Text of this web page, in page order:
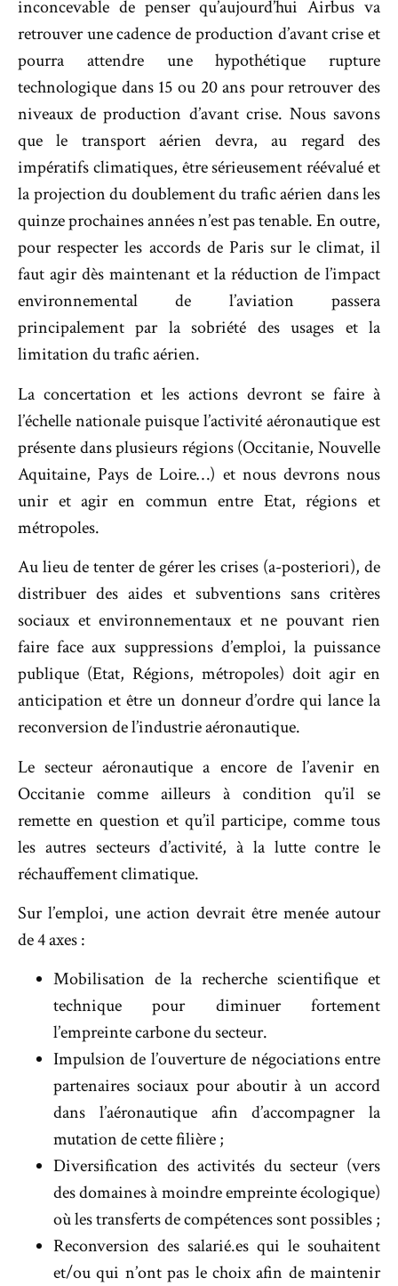
inconcevable de penser qu’aujourd’hui Airbus va
retrouver une cadence de production d’avant crise et
pourra attendre une hypothétique rupture
technologique dans 15 ou 20 ans pour retrouver des
niveaux de production d’avant crise. Nous savons
que le transport aérien devra, au regard des
impératifs climatiques, être sérieusement réévalué et
la projection du doublement du trafic aérien dans les
quinze prochaines années n’est pas tenable. En outre,
pour respecter les accords de Paris sur le climat, il
faut agir dès maintenant et la réduction de l’impact
environnemental de l’aviation passera
principalement par la sobriété des usages et la
limitation du trafic aérien.
La concertation et les actions devront se faire à
l’échelle nationale puisque l’activité aéronautique est
présente dans plusieurs régions (Occitanie, Nouvelle
Aquitaine, Pays de Loire…) et nous devrons nous
unir et agir en commun entre Etat, régions et
métropoles.
Au lieu de tenter de gérer les crises (a-posteriori), de
distribuer des aides et subventions sans critères
sociaux et environnementaux et ne pouvant rien
faire face aux suppressions d’emploi, la puissance
publique (Etat, Régions, métropoles) doit agir en
anticipation et être un donneur d’ordre qui lance la
reconversion de l’industrie aéronautique.
Le secteur aéronautique a encore de l’avenir en
Occitanie comme ailleurs à condition qu’il se
remette en question et qu’il participe, comme tous
les autres secteurs d’activité, à la lutte contre le
réchauffement climatique.
Sur l’emploi, une action devrait être menée autour
de 4 axes :
Mobilisation de la recherche scientifique et
technique pour diminuer fortement
l’empreinte carbone du secteur.
Impulsion de l’ouverture de négociations entre
partenaires sociaux pour aboutir à un accord
dans l’aéronautique afin d’accompagner la
mutation de cette filière ;
Diversification des activités du secteur (vers
des domaines à moindre empreinte écologique)
où les transferts de compétences sont possibles ;
Reconversion des salarié.es qui le souhaitent
et/ou qui n’ont pas le choix afin de maintenir